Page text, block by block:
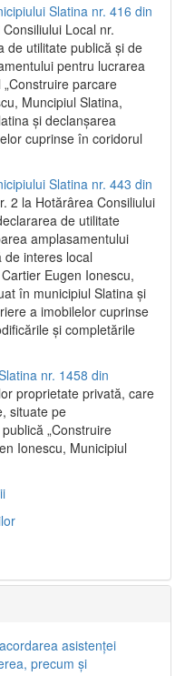
Slatina nr. 416 din
Local nr.
de utilitate publică și de
pentru lucrarea
parcare
Muncipiul Slatina,
și declanșarea
cuprinse în coridorul
Slatina nr. 443 din
2 la Hotărârea Consiliului
de utilitate
amplasamentului
interes local
Eugen Ionescu,
în municipiul Slatina şi
a imobilelor cuprinse
şi completările
nr. 1458 din
proprietate privată, care
situate pe
„Construire
Ionescu, Municipiul
asistenței
precum și